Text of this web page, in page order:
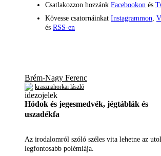
Csatlakozzon hozzánk Facebookon és
Kövesse csatornáinkat Instagrammon,
és RSS-en
Brém-Nagy Ferenc
krasznahorkai lászló
Hódok és jegesmedvék, jégtáblák és
uszadékfa
Az irodalomról szóló széles vita lehetne az
legfontosabb polémiája.